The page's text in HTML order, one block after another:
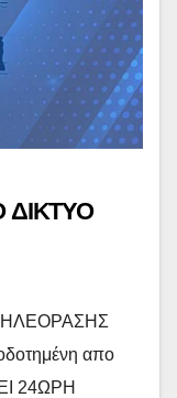
απο
24ΩΡΗ